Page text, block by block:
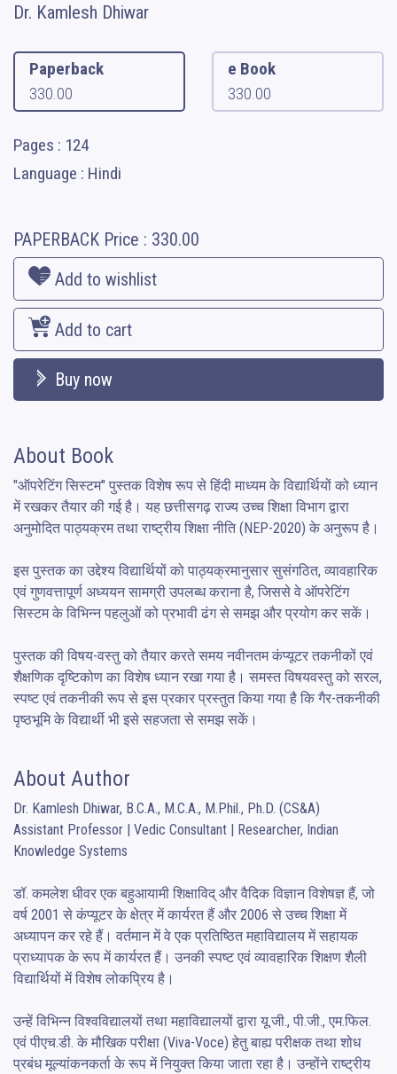
Dr. Kamlesh Dhiwar
Paperback
330.00
e Book
330.00
Pages : 124
Language : Hindi
PAPERBACK Price : 330.00
Add to wishlist
Add to cart
Buy now
About Book
"ऑपरेटिंग सिस्टम" पुस्तक विशेष रूप से हिंदी माध्यम के विद्यार्थियों को ध्यान
में रखकर तैयार की गई है। यह छत्तीसगढ़ राज्य उच्च शिक्षा विभाग द्वारा
अनुमोदित पाठ्यक्रम तथा राष्ट्रीय शिक्षा नीति (NEP-2020) के अनुरूप है।
इस पुस्तक का उद्देश्य विद्यार्थियों को पाठ्यक्रमानुसार सुसंगठित, व्यावहारिक
एवं गुणवत्तापूर्ण अध्ययन सामग्री उपलब्ध कराना है, जिससे वे ऑपरेटिंग
सिस्टम के विभिन्न पहलुओं को प्रभावी ढंग से समझ और प्रयोग कर सकें।
पुस्तक की विषय-वस्तु को तैयार करते समय नवीनतम कंप्यूटर तकनीकों एवं
शैक्षणिक दृष्टिकोण का विशेष ध्यान रखा गया है। समस्त विषयवस्तु को सरल,
स्पष्ट एवं तकनीकी रूप से इस प्रकार प्रस्तुत किया गया है कि गैर-तकनीकी
पृष्ठभूमि के विद्यार्थी भी इसे सहजता से समझ सकें।
About Author
Dr. Kamlesh Dhiwar, B.C.A., M.C.A., M.Phil., Ph.D. (CS&A)
Assistant Professor | Vedic Consultant | Researcher, Indian
Knowledge Systems
डॉ. कमलेश धीवर एक बहुआयामी शिक्षाविद् और वैदिक विज्ञान विशेषज्ञ हैं, जो
वर्ष 2001 से कंप्यूटर के क्षेत्र में कार्यरत हैं और 2006 से उच्च शिक्षा में
अध्यापन कर रहे हैं। वर्तमान में वे एक प्रतिष्ठित महाविद्यालय में सहायक
प्राध्यापक के रूप में कार्यरत हैं। उनकी स्पष्ट एवं व्यावहारिक शिक्षण शैली
विद्यार्थियों में विशेष लोकप्रिय है।
उन्हें विभिन्न विश्वविद्यालयों तथा महाविद्यालयों द्वारा यू.जी., पी.जी., एम.फिल.
एवं पीएच.डी. के मौखिक परीक्षा (Viva-Voce) हेतु बाह्य परीक्षक तथा शोध
प्रबंध मूल्यांकनकर्ता के रूप में नियुक्त किया जाता रहा है। उन्होंने राष्ट्रीय